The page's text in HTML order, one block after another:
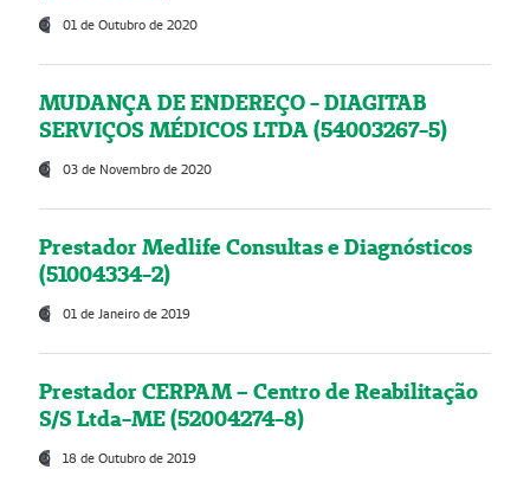
01 de Outubro de 2020
MUDANÇA DE ENDEREÇO - DIAGITAB
SERVIÇOS MÉDICOS LTDA (54003267-5)
03 de Novembro de 2020
Prestador Medlife Consultas e Diagnósticos
(51004334-2)
01 de Janeiro de 2019
Prestador CERPAM – Centro de Reabilitação
S/S Ltda-ME (52004274-8)
18 de Outubro de 2019